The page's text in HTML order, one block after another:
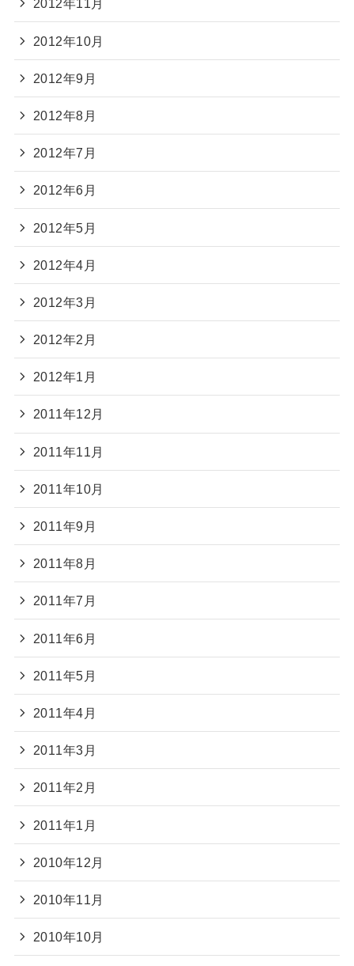
2012年11月
2012年10月
2012年9月
2012年8月
2012年7月
2012年6月
2012年5月
2012年4月
2012年3月
2012年2月
2012年1月
2011年12月
2011年11月
2011年10月
2011年9月
2011年8月
2011年7月
2011年6月
2011年5月
2011年4月
2011年3月
2011年2月
2011年1月
2010年12月
2010年11月
2010年10月